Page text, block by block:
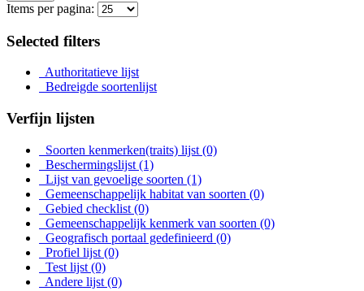
Items per pagina:
Selected filters
Authoritatieve lijst
Bedreigde soortenlijst
Verfijn lijsten
Soorten kenmerken(traits) lijst (0)
Beschermingslijst (1)
Lijst van gevoelige soorten (1)
Gemeenschappelijk habitat van soorten (0)
Gebied checklist (0)
Gemeenschappelijk kenmerk van soorten (0)
Geografisch portaal gedefinieerd (0)
Profiel lijst (0)
Test lijst (0)
Andere lijst (0)